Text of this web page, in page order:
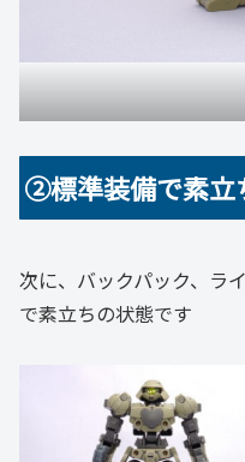
②標準装備で素立
次に、バックパック、ラ
で素立ちの状態です